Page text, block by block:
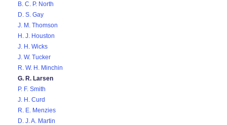
B. C. P. North
D. S. Gay
J. M. Thomson
H. J. Houston
J. H. Wicks
J. W. Tucker
R. W. H. Minchin
G. R. Larsen
P. F. Smith
J. H. Curd
R. E. Menzies
D. J. A. Martin